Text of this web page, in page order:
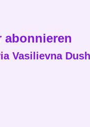
abonnieren
Vasilievna